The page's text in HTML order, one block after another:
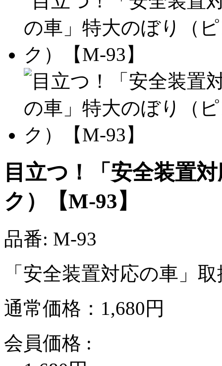
目立つ！「安全装置
ク）【M-93】
品番: M-93
「安全装置対応の車」
通常価格：1,680円
会員価格 :